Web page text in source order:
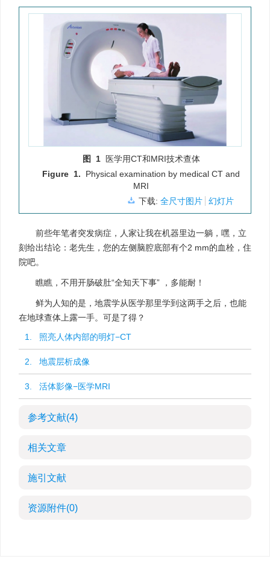
图 1
医学用CT和MRI技术查体
Figure 1.
Physical examination by medical CT and
MRI
下载: 全尺寸图片 幻灯片
前些年笔者突发病症，人家让我在机器里边一躺，嘿，立
刻给出结论：老先生，您的左侧脑腔底部有个2 mm的血栓，住
院吧。
瞧瞧，不用开肠破肚“全知天下事” ，多能耐！
鲜为人知的是，地震学从医学那里学到这两手之后，也能
在地球查体上露一手。可是了得？
1. 照亮人体内部的明灯−CT
2. 地震层析成像
3. 活体影像−医学MRI
参考文献(4)
相关文章
施引文献
资源附件(0)